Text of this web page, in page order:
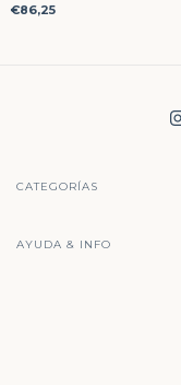
€86,25
CATEGORÍAS
AYUDA & INFO